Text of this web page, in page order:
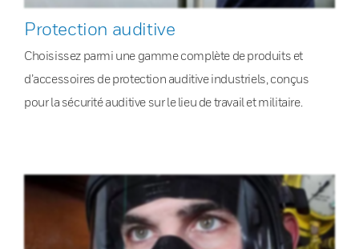
Protection auditive
Choisissez parmi une gamme complète de produits et
d’accessoires de protection auditive industriels, conçus
pour la sécurité auditive sur le lieu de travail et militaire.